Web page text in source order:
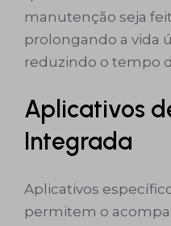
manutenção seja
prolongando a vida
reduzindo o tempo
Aplicativos
Integrada
Aplicativos
permitem o